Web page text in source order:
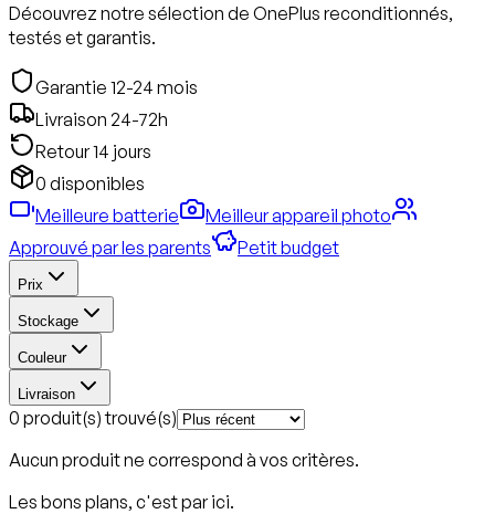
Découvrez notre sélection de OnePlus reconditionnés,
testés et garantis.
Garantie 12-24 mois
Livraison 24-72h
Retour 14 jours
0 disponibles
Meilleure batterie
Meilleur appareil photo
Approuvé par les parents
Petit budget
Prix
Stockage
Couleur
Livraison
0 produit(s) trouvé(s)
Aucun produit ne correspond à vos critères.
Les bons plans, c'est par ici.